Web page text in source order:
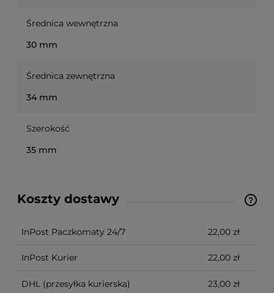
Średnica wewnętrzna
30 mm
Średnica zewnętrzna
34 mm
Szerokość
35 mm
Koszty dostawy
Ze względu na niestandardowe wymiary produktu,
Możliwy również odbiór osobisty.
InPost Paczkomaty 24/7 22,00 zł
InPost Kurier 22,00 zł
DHL (przesyłka kurierska) 23,00 zł